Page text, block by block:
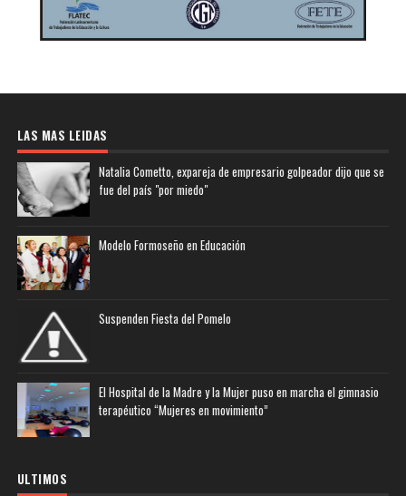
LAS MAS LEIDAS
Natalia Cometto, expareja de empresario golpeador dijo que se
fue del país "por miedo"
Modelo Formoseño en Educación
Suspenden Fiesta del Pomelo
El Hospital de la Madre y la Mujer puso en marcha el gimnasio
terapéutico “Mujeres en movimiento”
ULTIMOS